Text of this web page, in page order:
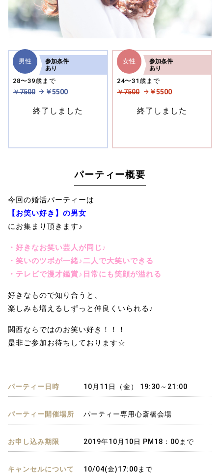
男性
28〜39歳まで
￥7500 ￥5500
参加条件
あり
終了しました
女性
24〜31歳まで
￥7500 ￥5500
参加条件
あり
終了しました
パーティー概要
今回の婚活パーティーは
【お笑い好き】の男女
にお集まり頂きます♪
・好きなお笑い芸人が同じ♪
・笑いのツボが一緒♪二人で大笑いできる
・テレビで漫才鑑賞♪日常にも笑顔が溢れる
好きなもので知り合うと、
楽しみも増えるしずっと仲良くいられる♪
関西ならではのお笑い好き！！！
是非ご参加お待ちしております☆
パーティー日時 10月11日（金） 19:30～21:00
パーティー開催場所 パーティー専用心斎橋会場
お申し込み期限 2019年10月10日 PM18：00まで
キャンセルについて 10/04(金)17:00まで